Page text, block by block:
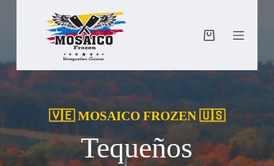
Carro
🇻🇪 MOSAICO FROZEN 🇺🇸
Tequeños